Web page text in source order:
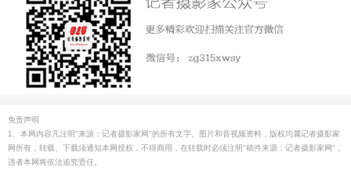
免责声明
1、本网内容凡注明"来源：记者摄影家网"的所有文字、图片和音视频资料，版权均属记者摄影家
网所有，转载、下载须通知本网授权，不得商用，在转载时必须注明"稿件来源：记者摄影家网"，
违者本网将依法追究责任。